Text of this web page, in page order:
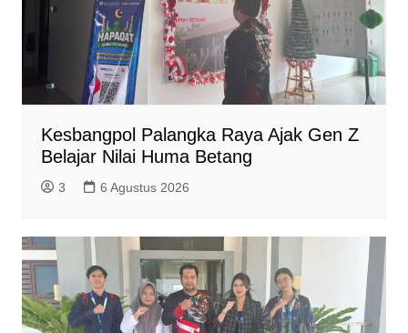
y
Kesbangpol Palangka Raya Ajak Gen Z
Belajar Nilai Huma Betang
3 6 Agustus 2026